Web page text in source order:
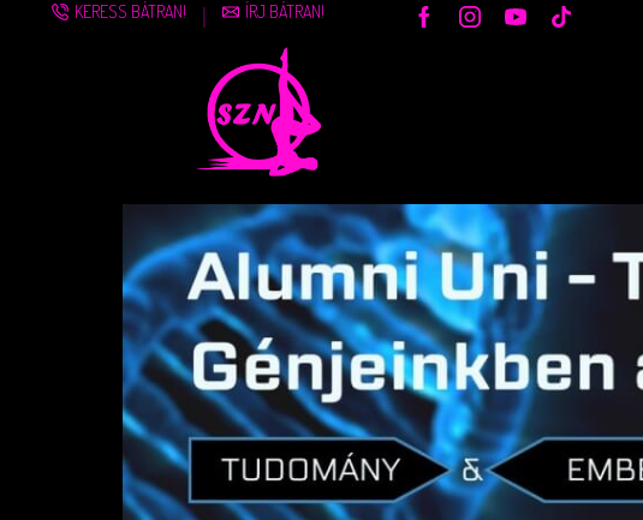
KERESS BÁTRAN! ÍRJ BÁTRAN!